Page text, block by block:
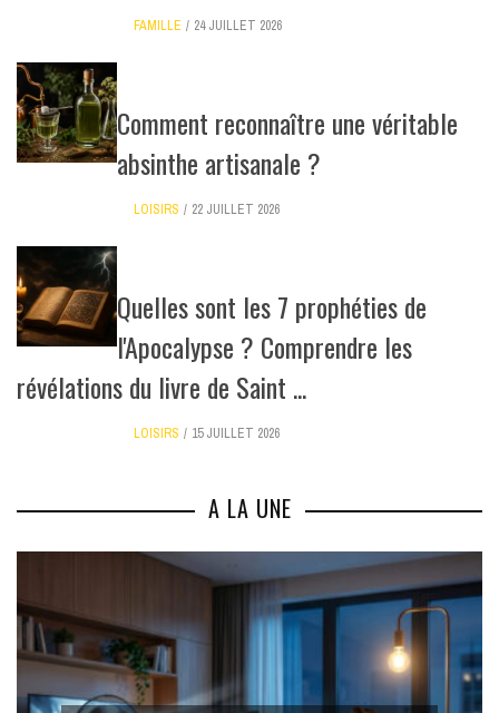
FAMILLE 24 JUILLET 2026
Comment reconnaître une véritable
absinthe artisanale ?
LOISIRS 22 JUILLET 2026
Quelles sont les 7 prophéties de
l'Apocalypse ? Comprendre les
révélations du livre de Saint ...
LOISIRS 15 JUILLET 2026
A LA UNE